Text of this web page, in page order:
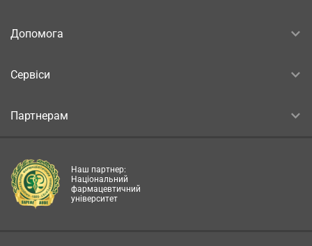
Допомога
Сервіси
Партнерам
Наш партнер:
Національний
фармацевтичний
університет